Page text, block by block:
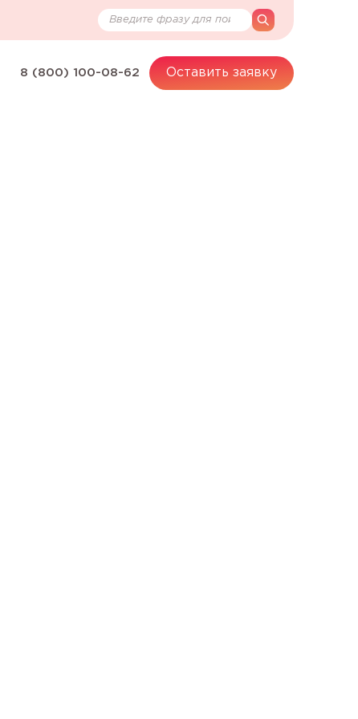
Поиск по сайту
search
8 (800) 100-08-62 Оставить заявку